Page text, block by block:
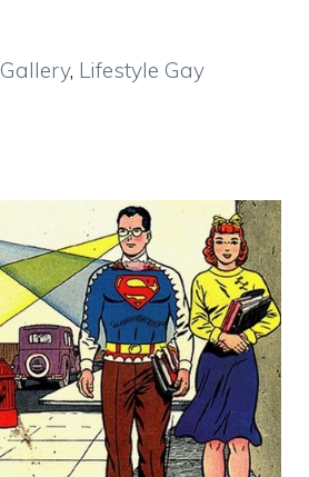
Gallery, Lifestyle Gay